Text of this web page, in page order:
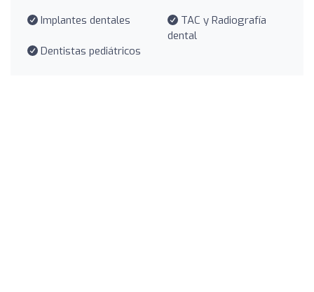
Implantes dentales
TAC y Radiografía
dental
Dentistas pediátricos